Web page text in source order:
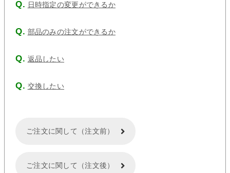
日時指定の変更ができるか
部品のみの注文ができるか
返品したい
交換したい
ご注文に関して（注文前）
ご注文に関して（注文後）